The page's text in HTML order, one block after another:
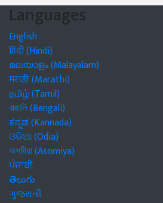
Languages
English
हिंदी (Hindi)
മലയാളം (Malayalam)
मराठी (Marathi)
தமிழ் (Tamil)
বাঙালি (Bengali)
ಕನ್ನಡ (Kannada)
ଓଡିଆ (Odia)
অসমীয়া (Asomiya)
ਪੰਜਾਬੀ
తెలుగు
ગુજરાતી